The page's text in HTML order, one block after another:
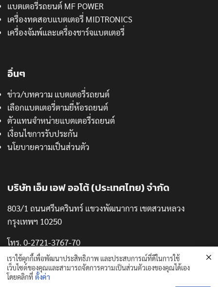
แบตเตอรี่รถยนต์ MF POWER
เครื่องทดสอบแบตเตอรี่ MIDTRONICS
เครื่องจัมพ์และเครื่องชาร์จแบตเตอรี่
อื่นๆ
ข่าว/บทความ แบตเตอรี่รถยนต์
เลือกแบตเตอรี่ตามยี่ห้อรถยนต์
ตัวแทนจำหน่ายแบตเตอรี่รถยนต์
เงื่อนไขการรับประกัน
นโยบายความเป็นส่วนตัว
บริษัท เอ็ม เอฟ ออโต้ (ประเทศไทย) จำกัด
803/1 ถนนศรีนครินทร์ แขวงพัฒนาการ เขตสวนหลวง
กรุงเทพฯ 10250
โทร. 0-2721-3767-70
แฟกซ์. 0-2721-3771
เราใช้คุกกี้เพื่อพัฒนาประสิทธิภาพ และประสบการณ์ที่ดีในการใช้
เว็บไซต์ของคุณและสามารถจัดการความเป็นส่วนตัวเองของคุณได้เอง
โดยคลิกที่ ตั้งค่า